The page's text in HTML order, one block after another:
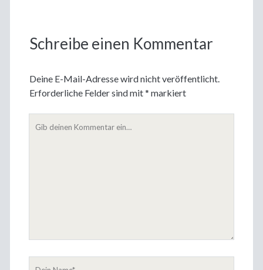
Schreibe einen Kommentar
Deine E-Mail-Adresse wird nicht veröffentlicht.
Erforderliche Felder sind mit* markiert